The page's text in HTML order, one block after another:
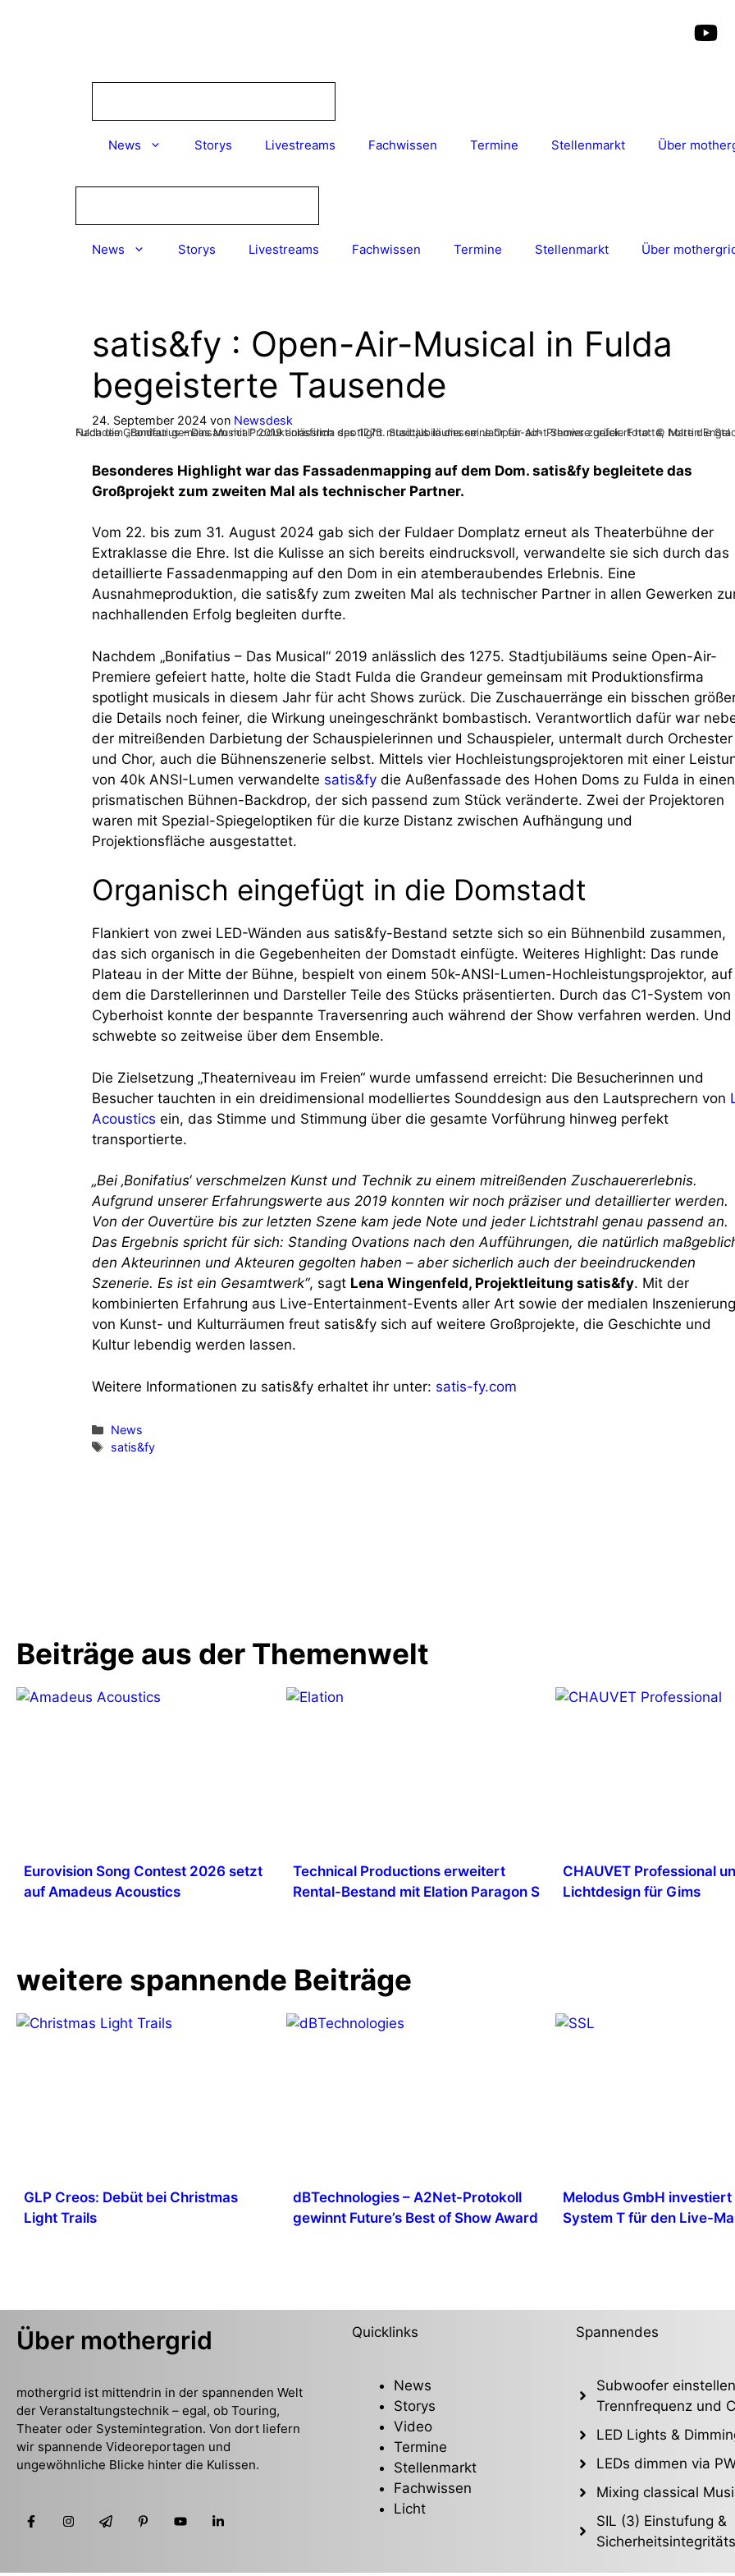
News Storys Livestreams Fachwissen Termine Stellenmarkt Über
News Storys Livestreams Fachwissen Termine Stellenmarkt Über
satis&fy : Open-Air-Musical in Fulda
begeisterte Tausende
24. September 2024 von Newsdesk
Nachdem „Bonifatius – Das Musical“ 2019 anlässlich des 1275. Stadtjubiläums seine Open-Air- Premiere gefeiert hatte, holte die Stadt Fulda die Grandeur gemeinsam mit Produktionsfirma spotlight musicals in diesem Jahr für acht Shows zurück. Foto: © Martin Engel
Besonderes Highlight war das Fassadenmapping auf dem Dom. satis&fy begleitete das
Großprojekt zum zweiten Mal als technischer Partner.
Vom 22. bis zum 31. August 2024 gab sich der Fuldaer Domplatz erneut als Theaterbühne der
Extraklasse die Ehre. Ist die Kulisse an sich bereits eindrucksvoll, verwandelte sie sich durch das
detaillierte Fassadenmapping auf den Dom in ein atemberaubendes Erlebnis. Eine
Ausnahmeproduktion, die satis&fy zum zweiten Mal als technischer Partner in allen Gewerken
nachhallenden Erfolg begleiten durfte.
Nachdem „Bonifatius – Das Musical“ 2019 anlässlich des 1275. Stadtjubiläums seine Open-Air-
Premiere gefeiert hatte, holte die Stadt Fulda die Grandeur gemeinsam mit Produktionsfirma
spotlight musicals in diesem Jahr für acht Shows zurück. Die Zuschauerränge ein bisschen
die Details noch feiner, die Wirkung uneingeschränkt bombastisch. Verantwortlich dafür war
der mitreißenden Darbietung der Schauspielerinnen und Schauspieler, untermalt durch Orchester
und Chor, auch die Bühnenszenerie selbst. Mittels vier Hochleistungsprojektoren mit einer
von 40k ANSI-Lumen verwandelte satis&fy die Außenfassade des Hohen Doms zu Fulda in einen
prismatischen Bühnen-Backdrop, der sich passend zum Stück veränderte. Zwei der Projektoren
waren mit Spezial-Spiegeloptiken für die kurze Distanz zwischen Aufhängung und
Projektionsfläche ausgestattet.
Organisch eingefügt in die Domstadt
Flankiert von zwei LED-Wänden aus satis&fy-Bestand setzte sich so ein Bühnenbild zusammen,
das sich organisch in die Gegebenheiten der Domstadt einfügte. Weiteres Highlight: Das runde
Plateau in der Mitte der Bühne, bespielt von einem 50k-ANSI-Lumen-Hochleistungsprojektor, auf
dem die Darstellerinnen und Darsteller Teile des Stücks präsentierten. Durch das C1-System von
Cyberhoist konnte der bespannte Traversenring auch während der Show verfahren werden. Und
schwebte so zeitweise über dem Ensemble.
Die Zielsetzung „Theaterniveau im Freien“ wurde umfassend erreicht: Die Besucherinnen und
Besucher tauchten in ein dreidimensional modelliertes Sounddesign aus den Lautsprechern von
Acoustics ein, das Stimme und Stimmung über die gesamte Vorführung hinweg perfekt
transportierte.
„Bei ‚Bonifatius‘ verschmelzen Kunst und Technik zu einem mitreißenden Zuschauererlebnis.
Aufgrund unserer Erfahrungswerte aus 2019 konnten wir noch präziser und detaillierter werden.
Von der Ouvertüre bis zur letzten Szene kam jede Note und jeder Lichtstrahl genau passend an.
Das Ergebnis spricht für sich: Standing Ovations nach den Aufführungen, die natürlich
den Akteurinnen und Akteuren gegolten haben – aber sicherlich auch der beeindruckenden
Szenerie. Es ist ein Gesamtwerk“, sagt Lena Wingenfeld, Projektleitung satis&fy. Mit der
kombinierten Erfahrung aus Live-Entertainment-Events aller Art sowie der medialen Inszenierung
von Kunst- und Kulturräumen freut satis&fy sich auf weitere Großprojekte, die Geschichte und
Kultur lebendig werden lassen.
Weitere Informationen zu satis&fy erhaltet ihr unter: satis-fy.com
Kategorien
News
Schlagwörter
satis&fy
Beiträge aus der Themenwelt
Eurovision Song Contest 2026 setzt
auf Amadeus Acoustics
Technical Productions erweitert
Rental-Bestand mit Elation Paragon S
CHAUVET Professional
Lichtdesign für Gims
weitere spannende Beiträge
GLP Creos: Debüt bei Christmas
Light Trails
dBTechnologies – A2Net-Protokoll
gewinnt Future’s Best of Show Award
Melodus GmbH investiert
System T für den Live-
Über mothergrid
mothergrid ist mittendrin in der spannenden Welt
der Veranstaltungstechnik – egal, ob Touring,
Theater oder Systemintegration. Von dort liefern
wir spannende Videoreportagen und
ungewöhnliche Blicke hinter die Kulissen.
Quicklinks
News
Storys
Video
Termine
Stellenmarkt
Fachwissen
Licht
Spannendes
Subwoofer
Trennfrequenz und
LED Lights &
LEDs dimmen via
Mixing classical
SIL (3) Einstufung &